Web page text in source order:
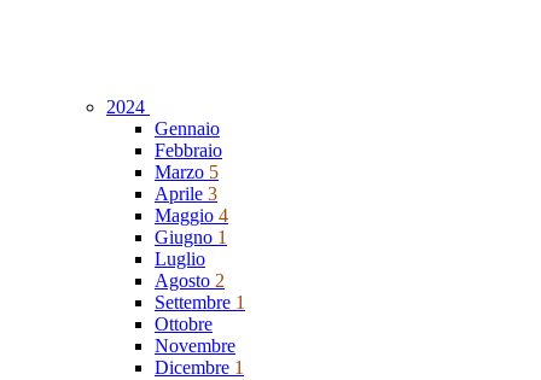
2024
Gennaio
Febbraio
Marzo 5
Aprile 3
Maggio 4
Giugno 1
Luglio
Agosto 2
Settembre 1
Ottobre
Novembre
Dicembre 1